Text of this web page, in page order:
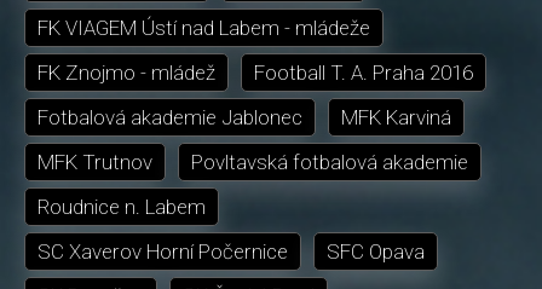
FK VIAGEM Ústí nad Labem - mládeže
FK Znojmo - mládež
Football T. A. Praha 2016
Fotbalová akademie Jablonec
MFK Karviná
MFK Trutnov
Povltavská fotbalová akademie
Roudnice n. Labem
SC Xaverov Horní Počernice
SFC Opava